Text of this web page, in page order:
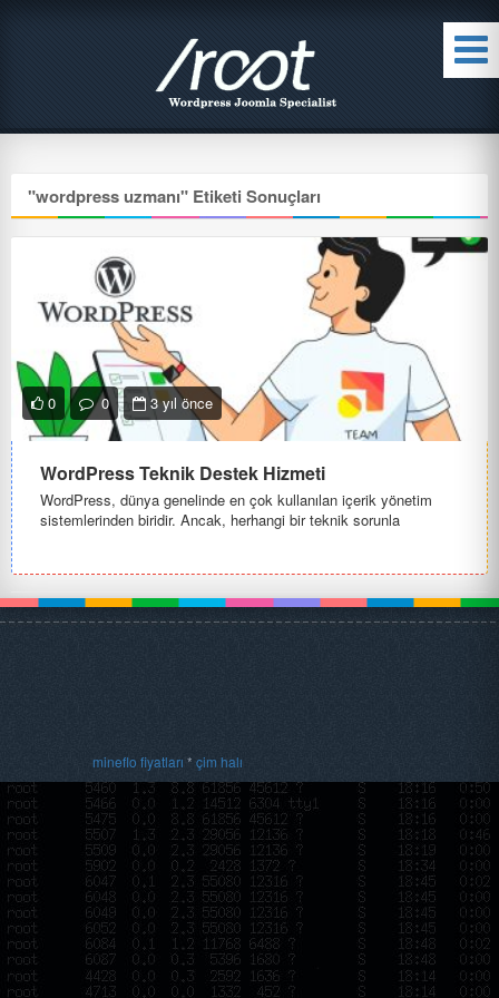
"wordpress uzmanı" Etiketi Sonuçları
0 0 3 yıl önce
WordPress Teknik Destek Hizmeti
WordPress, dünya genelinde en çok kullanılan içerik yönetim
sistemlerinden biridir. Ancak, herhangi bir teknik sorunla
mineflo fiyatları * çim halı